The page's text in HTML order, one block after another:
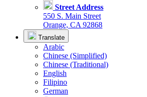
Street Address
550 S. Main Street
Orange, CA 92868
Translate
Arabic
Chinese (Simplified)
Chinese (Traditional)
English
Filipino
German